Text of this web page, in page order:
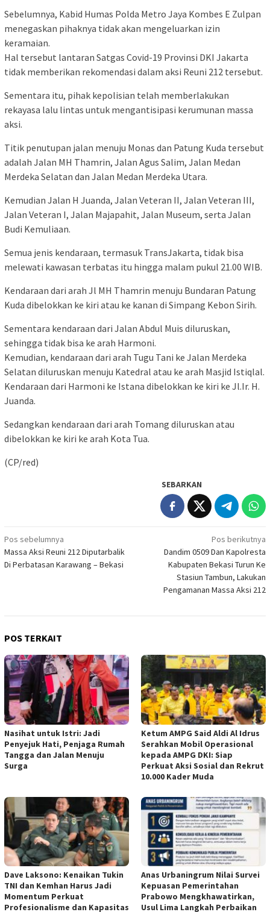
Sebelumnya, Kabid Humas Polda Metro Jaya Kombes E Zulpan
menegaskan pihaknya tidak akan mengeluarkan izin
keramaian.
Hal tersebut lantaran Satgas Covid-19 Provinsi DKI Jakarta
tidak memberikan rekomendasi dalam aksi Reuni 212 tersebut.
Sementara itu, pihak kepolisian telah memberlakukan
rekayasa lalu lintas untuk mengantisipasi kerumunan massa
aksi.
Titik penutupan jalan menuju Monas dan Patung Kuda tersebut
adalah Jalan MH Thamrin, Jalan Agus Salim, Jalan Medan
Merdeka Selatan dan Jalan Medan Merdeka Utara.
Kemudian Jalan H Juanda, Jalan Veteran II, Jalan Veteran III,
Jalan Veteran I, Jalan Majapahit, Jalan Museum, serta Jalan
Budi Kemuliaan.
Semua jenis kendaraan, termasuk TransJakarta, tidak bisa
melewati kawasan terbatas itu hingga malam pukul 21.00 WIB.
Kendaraan dari arah Jl MH Thamrin menuju Bundaran Patung
Kuda dibelokkan ke kiri atau ke kanan di Simpang Kebon Sirih.
Sementara kendaraan dari Jalan Abdul Muis diluruskan,
sehingga tidak bisa ke arah Harmoni.
Kemudian, kendaraan dari arah Tugu Tani ke Jalan Merdeka
Selatan diluruskan menuju Katedral atau ke arah Masjid Istiqlal.
Kendaraan dari Harmoni ke Istana dibelokkan ke kiri ke Jl.Ir. H.
Juanda.
Sedangkan kendaraan dari arah Tomang diluruskan atau
dibelokkan ke kiri ke arah Kota Tua.
(CP/red)
SEBARKAN
Navigasi
pos
Pos sebelumnya
Massa Aksi Reuni 212 Diputarbalik
Di Perbatasan Karawang – Bekasi
Pos berikutnya
Dandim 0509 Dan Kapolresta
Kabupaten Bekasi Turun Ke
Stasiun Tambun, Lakukan
Pengamanan Massa Aksi 212
POS TERKAIT
Nasihat untuk Istri: Jadi
Penyejuk Hati, Penjaga Rumah
Tangga dan Jalan Menuju
Surga
Ketum AMPG Said Aldi Al Idrus
Serahkan Mobil Operasional
kepada AMPG DKI: Siap
Perkuat Aksi Sosial dan Rekrut
10.000 Kader Muda
Dave Laksono: Kenaikan Tukin
TNI dan Kemhan Harus Jadi
Momentum Perkuat
Profesionalisme dan Kapasitas
Anas Urbaningrum Nilai Survei
Kepuasan Pemerintahan
Prabowo Mengkhawatirkan,
Usul Lima Langkah Perbaikan